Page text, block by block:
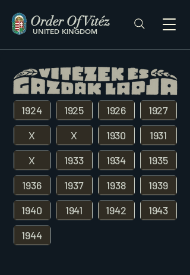
Order Of Vitéz
UNITED KINGDOM
1924
X
X
1936
1940
1944
1925
X
1933
1937
1941
1926
1930
1934
1938
1942
1927
1931
1935
1939
1943